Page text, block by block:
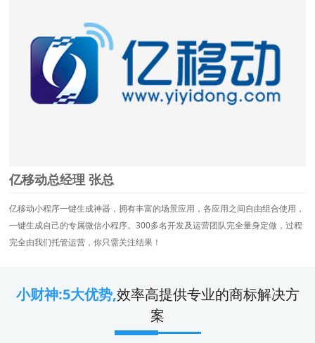
亿移动总经理 张总
亿移动小程序一键生成神器，拥有丰富的场景应用，各应用之间自由组合使用，
一键生成自己的专属微信小程序。300多名开发及运营团队完全量身定做，过程
完全由我们托管运营，你只需关注结果！
小财神:5大优势,效率高提供专业的商标解决方
案